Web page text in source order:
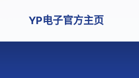
YP电子官方主页